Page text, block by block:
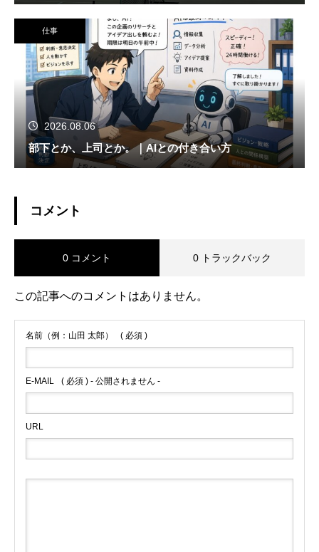
仕事
2026.08.06
部下とか、上司とか。｜AIとの付き合い方
コメント
0 コメント 0 トラックバック
この記事へのコメントはありません。
名前（例：山田 太郎） ( 必須 )
E-MAIL ( 必須 ) - 公開されません -
URL